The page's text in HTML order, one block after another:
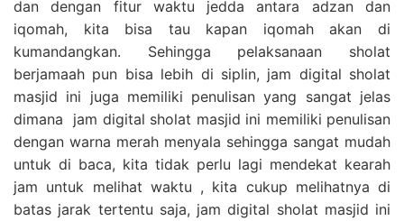
dan dengan fitur waktu jedda antara adzan dan
iqomah, kita bisa tau kapan iqomah akan di
kumandangkan. Sehingga pelaksanaan sholat
berjamaah pun bisa lebih di siplin, jam digital sholat
masjid ini juga memiliki penulisan yang sangat jelas
dimana jam digital sholat masjid ini memiliki penulisan
dengan warna merah menyala sehingga sangat mudah
untuk di baca, kita tidak perlu lagi mendekat kearah
jam untuk melihat waktu , kita cukup melihatnya di
batas jarak tertentu saja, jam digital sholat masjid ini